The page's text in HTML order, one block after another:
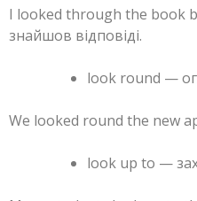
I looked through the book
знайшов відповіді.
look round —
We looked round the new
look up to —